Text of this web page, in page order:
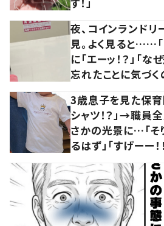
夜、コインランド
見。よく見ると……
に「エーッ！？」「な
忘れたことに気づく
3歳息子を見た保
シャツ！？」→職員
さかの光景に…「そ
るはず」「すげーー！